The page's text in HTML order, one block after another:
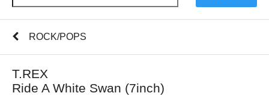
ROCK/POPS
T.REX
Ride A White Swan (7inch)